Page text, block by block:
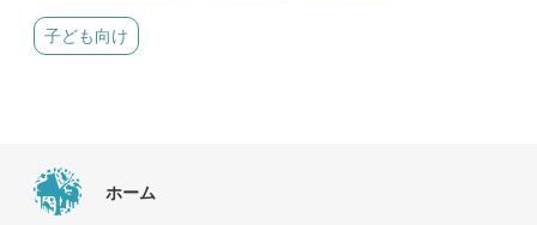
子ども向け
ホーム